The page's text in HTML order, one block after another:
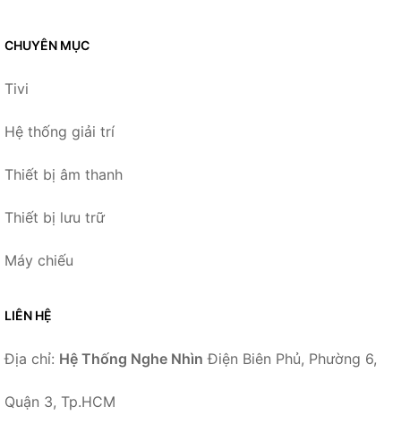
CHUYÊN MỤC
Tivi
Hệ thống giải trí
Thiết bị âm thanh
Thiết bị lưu trữ
Máy chiếu
LIÊN HỆ
Địa chỉ: Hệ Thống Nghe Nhìn Điện Biên Phủ, Phường 6,
Quận 3, Tp.HCM